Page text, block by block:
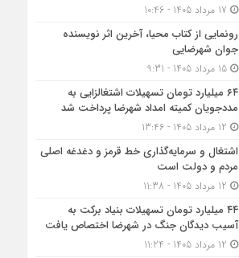
رونمایی از کتاب محیا، آخرین اثر نویسنده
جوان شهرضایی
15 مرداد 1405 - 9:31
۶۴ میلیارد تومان تسهیلات اشتغالزایی به
مددجویان کمیته امداد شهرضا پرداخت شد
اشتغال و سرمایه‌گذاری خط قرمز و دغدغه اصلی
مردم و دولت است
۴۴ میلیارد تومان تسهیلات بنیاد برکت به
آسیب دیدگان جنگ در شهرضا اختصاص یافت